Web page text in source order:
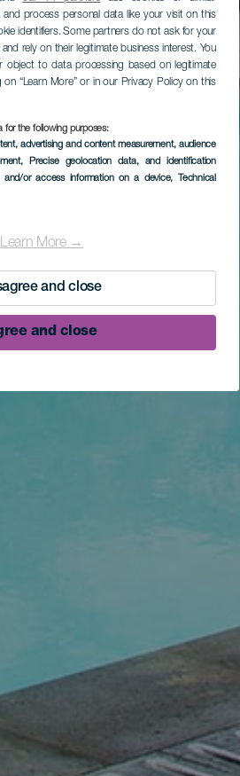
process personal data like your visit on this
identifiers. Some partners do not ask for your
rely on their legitimate business interest. You
object to data processing based on legitimate
“Learn More” or in our Privacy Policy on this
for the following purposes:
advertising and content measurement, audience
, Precise geolocation data, and identification
and/or access information on a device, Technical
Learn More →
and close
and close